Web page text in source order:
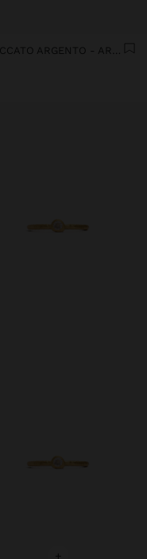
ANELLO PER IL PIEDE CON PIETRA PLACCATO ARGENTO - ARGENTO 925
+